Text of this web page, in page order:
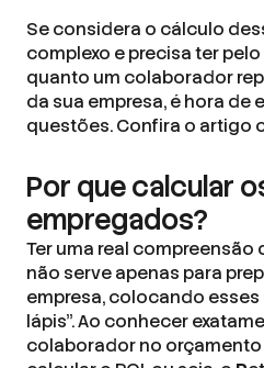
Se considera o cálculo
complexo e precisa ter
quanto um colaborador
da sua empresa, é hora de
questões. Confira o artigo
Por que calcular
empregados?
Ter uma real
não serve apenas para
empresa, colocando
lápis”. Ao conhecer
colaborador no